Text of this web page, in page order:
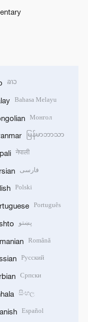
ລາວ
Bahasa Melayu
Монгол
မြန်မာဘာသာ
नेपाली
فارسی
Polski
Português
پښتو
Română
Русский
Српски
සිංහල
Español